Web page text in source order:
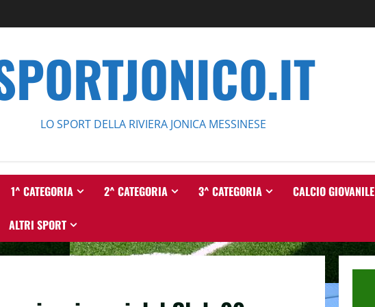
LO SPORT DELLA RIVIERA JONICA MESSINESE
1^ CATEGORIA 2^ CATEGORIA 3^ CATEGORIA CALCIO GIOVANILE
ALTRI SPORT